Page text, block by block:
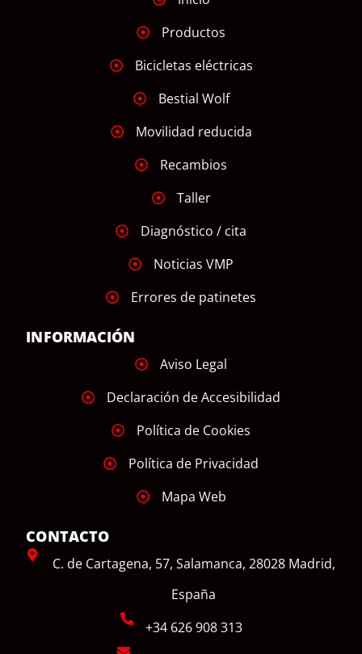
Productos
Bicicletas eléctricas
Bestial Wolf
Movilidad reducida
Recambios
Taller
Diagnóstico / cita
Noticias VMP
Errores de patinetes
INFORMACIÓN
Aviso Legal
Declaración de Accesibilidad
Política de Cookies
Política de Privacidad
Mapa Web
CONTACTO
C. de Cartagena, 57, Salamanca, 28028 Madrid,
España
+34 626 908 313